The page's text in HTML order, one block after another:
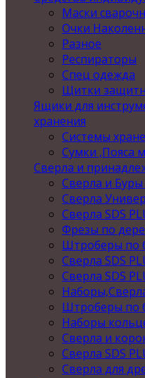
Маски
Очки
Разное
Респираторы
Спец одежда
Щитки
Ящики для
хранения
Системы
Сумки ,Пояса
Сверла и
Сверла и Буры
Сверла
Сверла SDS
Фрезы по
Штроберы по
Сверла SDS
Сверла SDS
Штроберы по
Наборы
Сверла и
Сверла SDS
Сверла для